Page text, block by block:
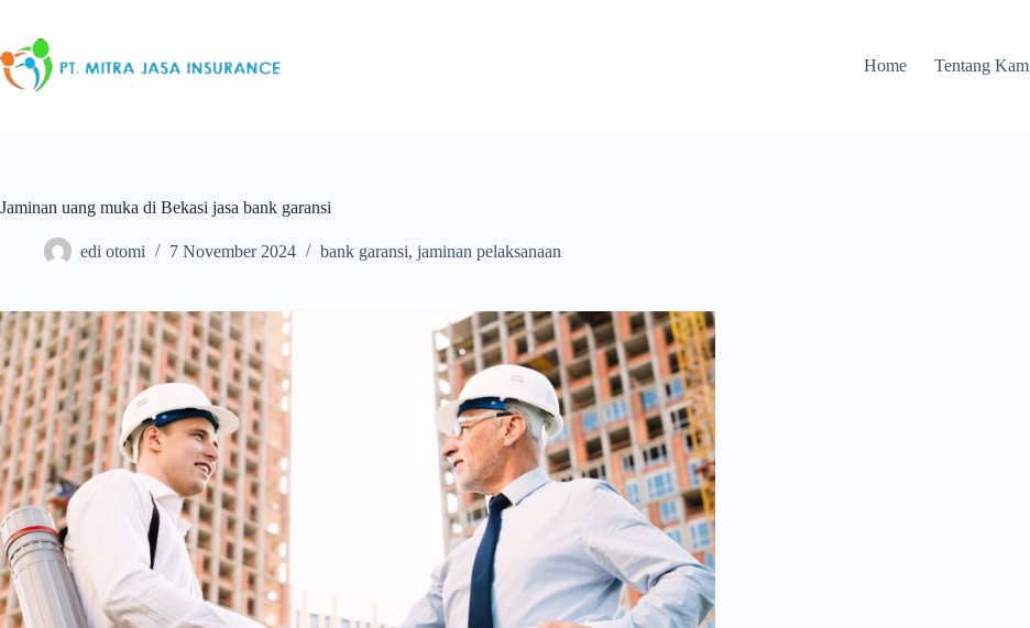
content
Home
Tentang
Jaminan uang muka di Bekasi jasa bank garansi
edi otomi 7 November 2024 bank garansi, jaminan pelaksanaan